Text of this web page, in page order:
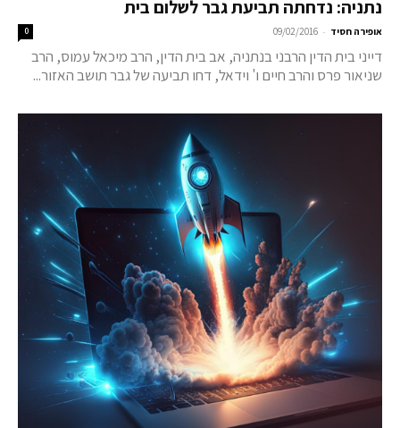
נתניה: נדחתה תביעת גבר לשלום בית
אופירה חסיד -
09/02/2016
0
דייני בית הדין הרבני בנתניה, אב בית הדין, הרב מיכאל עמוס, הרב
שניאור פרס והרב חיים ו' וידאל, דחו תביעה של גבר תושב האזור...